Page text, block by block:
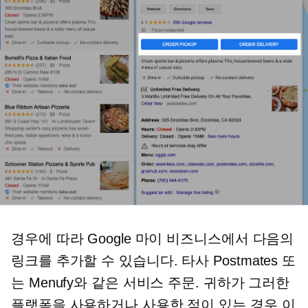
경우에 따라 Google 마이 비즈니스에서 다음의
링크를 추가할 수 있습니다. 타사 Postmates 또
는 Menufy와 같은 서비스 주문. 귀하가 그러한
플랫폼을 사용하거나 사용한 적이 있는 경우 이